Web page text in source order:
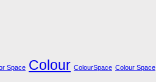
Space Colour ColourSpace Colour Space